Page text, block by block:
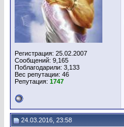
Регистрация: 25.02.2007
Сообщений: 9,165
Поблагодарили: 3,133
Вес репутации: 46
Репутация: 1747
24.03.2016, 23:58